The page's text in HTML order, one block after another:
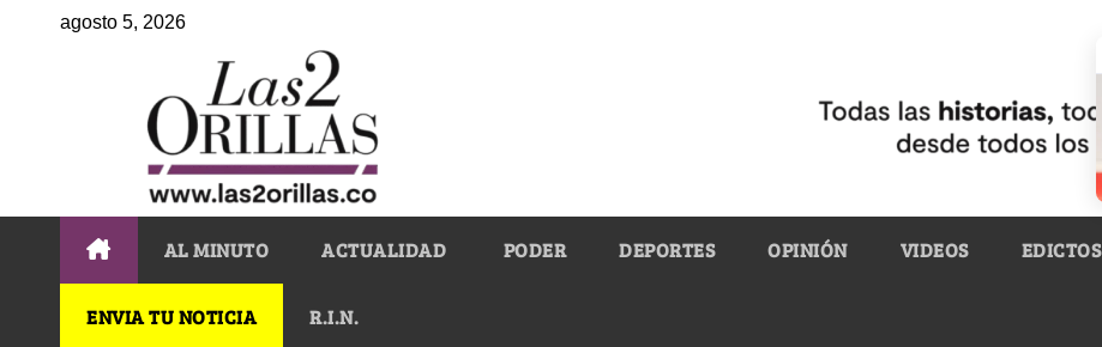
agosto 5, 2026
AL MINUTO ACTUALIDAD PODER DEPORTES OPINIÓN VIDEOS EDICTOS
ENVIA TU NOTICIA R.I.N.